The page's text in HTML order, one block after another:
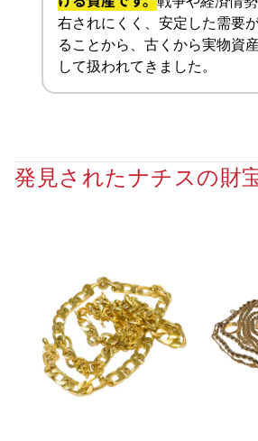
右されにくく、安定した需要
ることから、古くから実物資
して扱われてきました。
発見されたナチスの財